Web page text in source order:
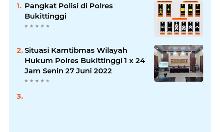
Pangkat Polisi di Polres
Bukittinggi
Situasi Kamtibmas Wilayah
Hukum Polres Bukittinggi 1 x 24
Jam Senin 27 Juni 2022